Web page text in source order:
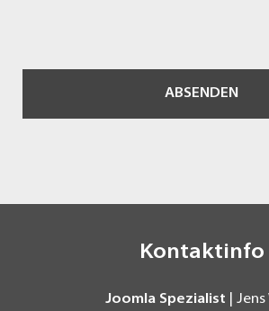
ABSENDEN
Kontaktinfo
Joomla Spezialist |